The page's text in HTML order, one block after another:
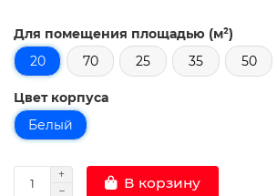
Для помещения площадью (м²)
20
70 25 35 50
Цвет корпуса
Белый
В корзину